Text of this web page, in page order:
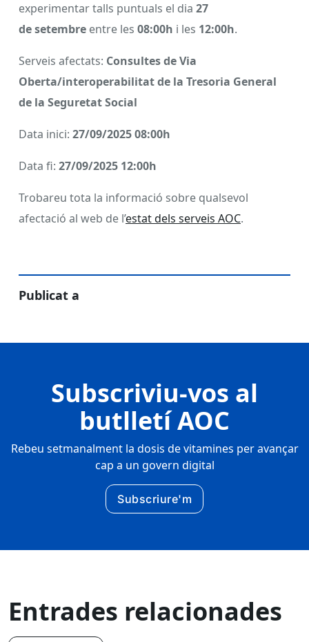
experimentar talls puntuals el dia 27
de setembre entre les 08:00h i les 12:00h.
Serveis afectats: Consultes de Via
Oberta/interoperabilitat de la Tresoria General
de la Seguretat Social
Data inici: 27/09/2025 08:00h
Data fi: 27/09/2025 12:00h
Trobareu tota la informació sobre qualsevol
afectació al web de l’estat dels serveis AOC.
Publicat a
Subscriviu-vos al
butlletí AOC
Rebeu setmanalment la dosis de vitamines per avançar
cap a un govern digital
Subscriure'm
Entrades relacionades